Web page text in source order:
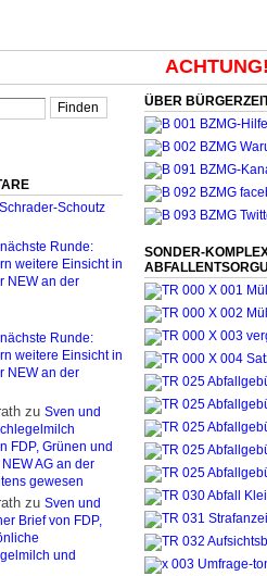
ACHTUNG!
Schoutz
Runde:
weitere Einsicht in
NEW an der
Runde:
weitere Einsicht in
NEW an der
zu Sven und
FDP, Grünen und
AG an der
gewesen
zu Sven und
Brief von FDP,
und
ÜBER
SONDER-